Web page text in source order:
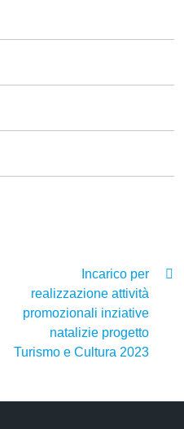
Incarico per
realizzazione attività
promozionali inziative
natalizie progetto
Turismo e Cultura 2023